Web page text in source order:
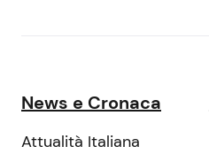
News e Cronaca
Attualità Italiana